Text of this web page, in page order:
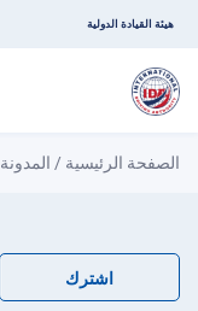
هيئة القيادة الدولية
الصفحة الرئيسية / المدونة
اشترك